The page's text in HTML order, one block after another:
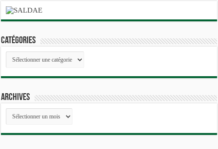
Catégories
Catégories
Archives
Archives